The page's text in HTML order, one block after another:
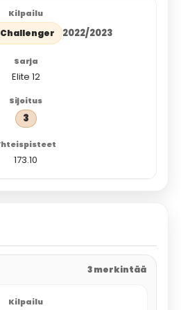
Challenger 2022/2023
Elite 12
3
173.10
3 merkintää